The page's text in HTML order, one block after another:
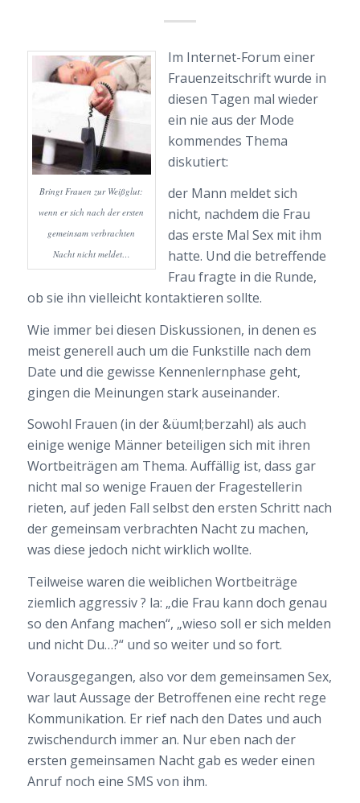
Bringt Frauen zur Weißglut:
wenn er sich nach der ersten
gemeinsam verbrachten
Nacht nicht meldet…
Im Internet-Forum einer
Frauenzeitschrift wurde in
diesen Tagen mal wieder
ein nie aus der Mode
kommendes Thema
diskutiert:
der Mann meldet sich
nicht, nachdem die Frau
das erste Mal Sex mit ihm
hatte. Und die betreffende
Frau fragte in die Runde,
ob sie ihn vielleicht kontaktieren sollte.
Wie immer bei diesen Diskussionen, in denen es
meist generell auch um die Funkstille nach dem
Date und die gewisse Kennenlernphase geht,
gingen die Meinungen stark auseinander.
Sowohl Frauen (in der &üuml;berzahl) als auch
einige wenige Männer beteiligen sich mit ihren
Wortbeiträgen am Thema. Auffällig ist, dass gar
nicht mal so wenige Frauen der Fragestellerin
rieten, auf jeden Fall selbst den ersten Schritt nach
der gemeinsam verbrachten Nacht zu machen,
was diese jedoch nicht wirklich wollte.
Teilweise waren die weiblichen Wortbeiträge
ziemlich aggressiv ? la: „die Frau kann doch genau
so den Anfang machen“, „wieso soll er sich melden
und nicht Du…?“ und so weiter und so fort.
Vorausgegangen, also vor dem gemeinsamen Sex,
war laut Aussage der Betroffenen eine recht rege
Kommunikation. Er rief nach den Dates und auch
zwischendurch immer an. Nur eben nach der
ersten gemeinsamen Nacht gab es weder einen
Anruf noch eine SMS von ihm.